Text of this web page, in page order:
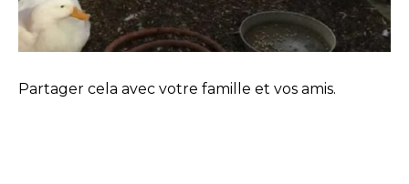
Partager cela avec votre famille et vos amis.